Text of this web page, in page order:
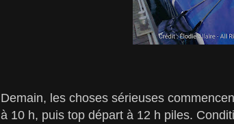
Demain, les choses sérieuses
à 10 h, puis top départ à 12 h piles.